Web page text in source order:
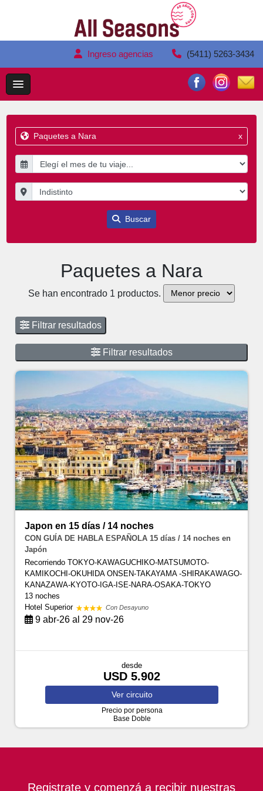
Ingreso agencias (5411) 5263-3434
Paquetes a Nara x
Buscar
Paquetes a Nara
Se han encontrado 1 productos.
Filtrar resultados
Filtrar resultados
Japon en 15 días / 14 noches
CON GUÍA DE HABLA ESPAÑOLA 15 días / 14 noches en
Japón
Recorriendo TOKYO-KAWAGUCHIKO-MATSUMOTO-
KAMIKOCHI-OKUHIDA ONSEN-TAKAYAMA -SHIRAKAWAGO-
KANAZAWA-KYOTO-IGA-ISE-NARA-OSAKA-TOKYO
13 noches
Hotel Superior
Con Desayuno
9 abr-26 al 29 nov-26
desde
USD 5.902
Ver circuito
Precio por persona
Base Doble
Registrate y comenzá a recibir nuestras